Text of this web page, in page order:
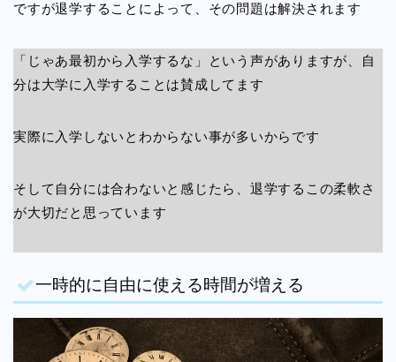
ですが退学することによって、その問題は解決されます
「じゃあ最初から入学するな」という声がありますが、自
分は大学に入学することは賛成してます
実際に入学しないとわからない事が多いからです
そして自分には合わないと感じたら、退学するこの柔軟さ
が大切だと思っています
一時的に自由に使える時間が増える